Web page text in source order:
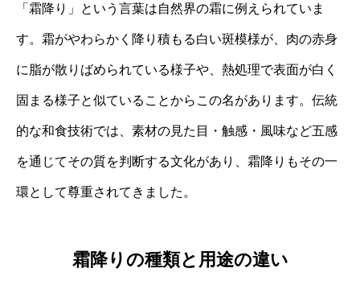
「霜降り」という言葉は自然界の霜に例えられていま
す。霜がやわらかく降り積もる白い斑模様が、肉の赤身
に脂が散りばめられている様子や、熱処理で表面が白く
固まる様子と似ていることからこの名があります。伝統
的な和食技術では、素材の見た目・触感・風味など五感
を通じてその質を判断する文化があり、霜降りもその一
環として尊重されてきました。
霜降りの種類と用途の違い